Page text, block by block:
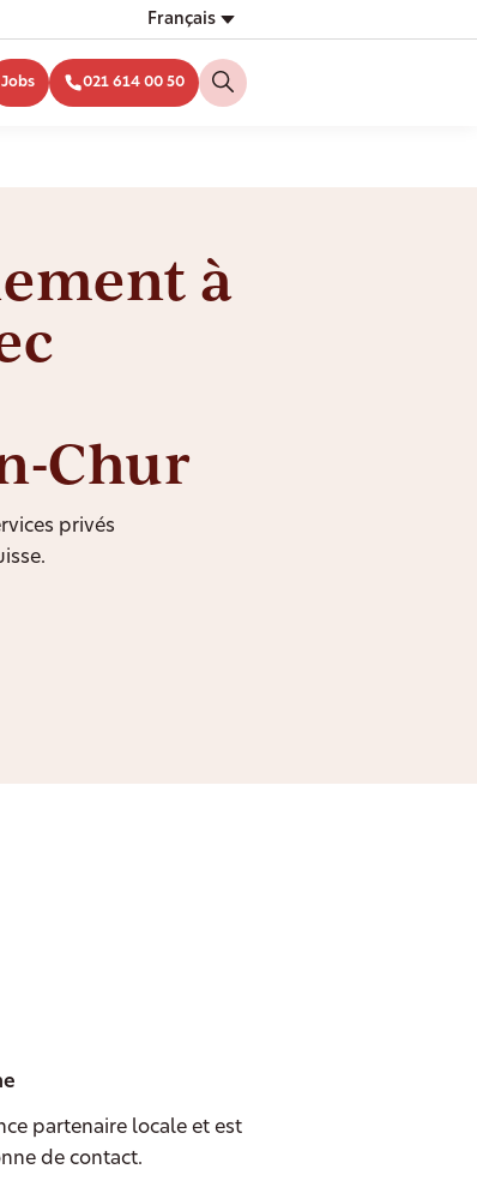
Français
Jobs 021 614 00 50
à
Chur
privés
partenaire locale et est
de contact.